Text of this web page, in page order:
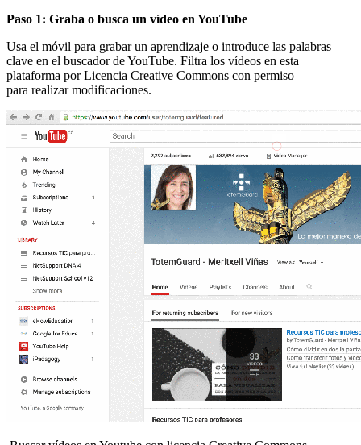
Paso 1: Graba o busca un vídeo en YouTube
Usa el móvil para grabar un aprendizaje o introduce las palabras
clave en el buscador de YouTube. Filtra los vídeos en esta
plataforma por Licencia Creative Commons con permiso
para realizar modificaciones.